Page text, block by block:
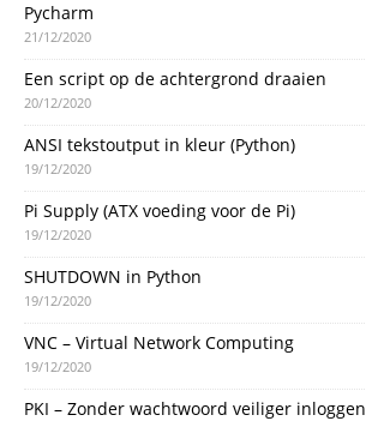
Pycharm
21/12/2020
Een script op de achtergrond draaien
20/12/2020
ANSI tekstoutput in kleur (Python)
19/12/2020
Pi Supply (ATX voeding voor de Pi)
19/12/2020
SHUTDOWN in Python
19/12/2020
VNC – Virtual Network Computing
19/12/2020
PKI – Zonder wachtwoord veiliger inloggen